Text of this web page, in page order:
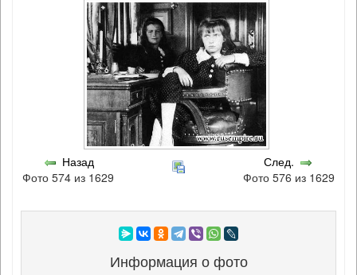
Назад
Фото 574 из 1629
След.
Фото 576 из 1629
Информация о фото